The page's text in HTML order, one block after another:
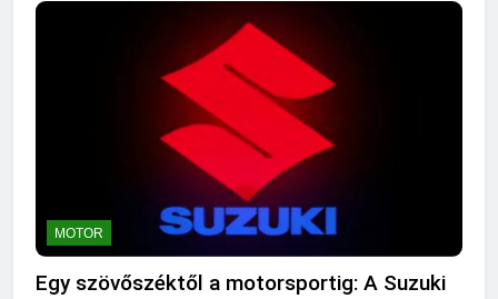
MOTOR
Egy szövőszéktől a motorsportig: A Suzuki